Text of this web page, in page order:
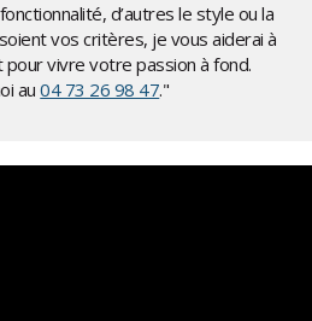
d’autres le style ou la
vos critères, je vous aiderai à
vivre votre passion à fond.
au04 73 26 98 47."